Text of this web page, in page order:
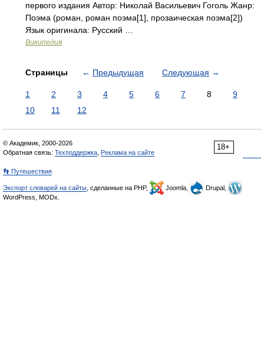
первого издания Автор: Николай Васильевич Гоголь Жанр:
Поэма (роман, роман поэма[1], прозаическая поэма[2])
Язык оригинала: Русский …
Википедия
Страницы ← Предыдущая Следующая →
1 2 3 4 5 6 7 8
9
10
11 12
18+
© Академик, 2000-2026
Обратная связь: Техподдержка Реклама на сайте
👣 Путешествия
Экспорт словарей на сайты , сделанные на PHP, Joomla,
Drupal,
WordPress, MODx.